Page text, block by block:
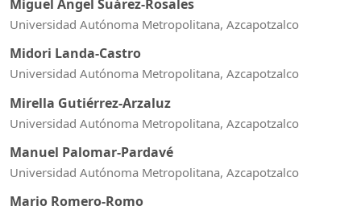
Miguel Ángel Suárez-Rosales
Universidad Autónoma Metropolitana, Azcapotzalco
Midori Landa-Castro
Universidad Autónoma Metropolitana, Azcapotzalco
Mirella Gutiérrez-Arzaluz
Universidad Autónoma Metropolitana, Azcapotzalco
Manuel Palomar-Pardavé
Universidad Autónoma Metropolitana, Azcapotzalco
Mario Romero-Romo